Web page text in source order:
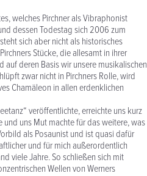
welches Pirchner als Vibraphonist
dessen Todestag sich 2006 zum
sich aber nicht als historisches
Stücke, die allesamt in ihrer
deren Basis wir unsere musikalischen
zwar nicht in Pirchners Rolle, wird
Chamäleon in allen erdenklichen
veröffentlichte, erreichte uns kurz
und uns Mut machte für das weitere, was
als Posaunist und ist quasi dafür
und für mich außerordentlich
viele Jahre. So schließen sich mit
Wellen von Werners